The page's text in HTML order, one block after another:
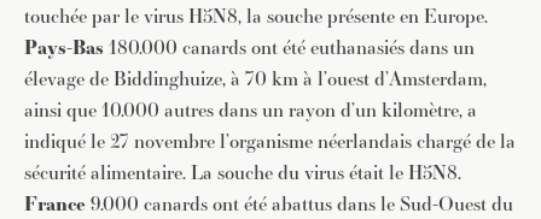
touchée par le virus H5N8, la souche présente en Europe.
Pays-Bas 180.000 canards ont été euthanasiés dans un
élevage de Biddinghuize, à 70 km à l’ouest d’Amsterdam,
ainsi que 10.000 autres dans un rayon d’un kilomètre, a
indiqué le 27 novembre l’organisme néerlandais chargé de la
sécurité alimentaire. La souche du virus était le H5N8.
France9.000 canards ont été abattus dans le Sud-Ouest du